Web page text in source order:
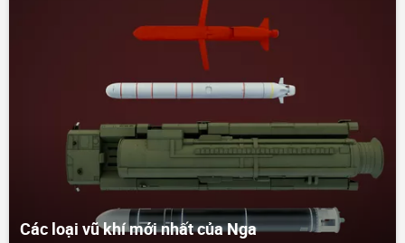
Các loại vũ khí mới nhất của Nga